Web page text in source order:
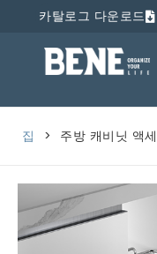
카탈로그 다운로드
집 > 주방 캐비닛 액